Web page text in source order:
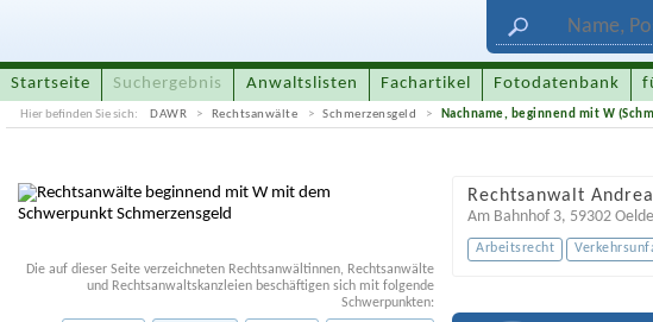
Startseite Suchergebnis Anwaltslisten Fachartikel Fotodatenbank
Hier befinden Sie sich: DAWR Rechtsanwälte Schmerzensgeld Nachname, beginnend mit W
Die auf dieser Seite verzeichneten Rechtsanwältinnen, Rechtsanwälte
und Rechtsanwaltskanzleien beschäftigen sich mit folgende
Schwerpunkten:
Rechtsanwalt
Am Bahnhof 3, 59302 Oelde
Arbeitsrecht